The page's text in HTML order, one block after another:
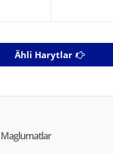
Ähli Harytlar
Maglumatlar